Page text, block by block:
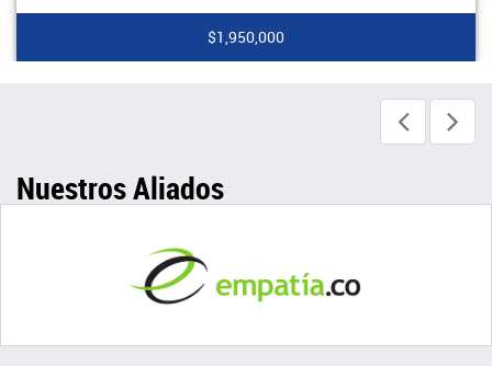
$1,950,000
Nuestros Aliados